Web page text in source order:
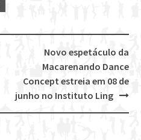
Novo espetáculo da
Macarenando Dance
Concept estreia em 08 de
junho no Instituto Ling